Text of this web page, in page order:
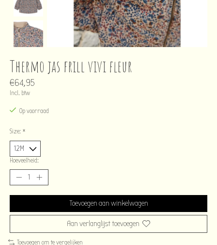
Thermo jas frill vivi fleur
€64,95
Incl. btw
Op voorraad
Size: *
Hoeveelheid:
Toevoegen aan winkelwagen
Aan verlanglijst toevoegen
Toevoegen om te vergelijken